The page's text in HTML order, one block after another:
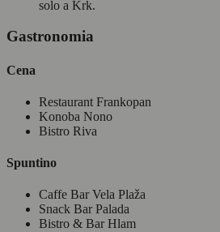
solo a Krk.
Gastronomia
Cena
Restaurant Frankopan
Konoba Nono
Bistro Riva
Spuntino
Caffe Bar Vela Plaža
Snack Bar Palada
Bistro & Bar Hlam